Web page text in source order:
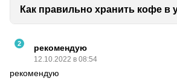
Как правильно хранить кофе в
2 рекомендую
12.10.2022 в 08:54
рекомендую